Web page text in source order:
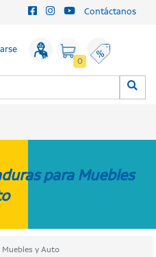
Contáctanos
0
para Muebles
Muebles y Auto